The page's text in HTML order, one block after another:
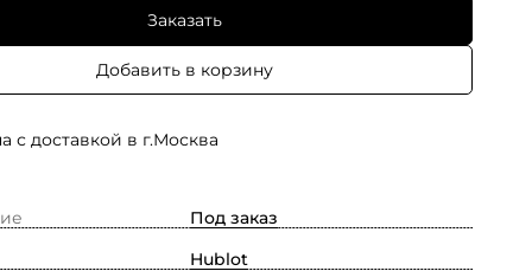
Заказать
Добавить в корзину
с доставкой в г.Москва
Под заказ
Hublot